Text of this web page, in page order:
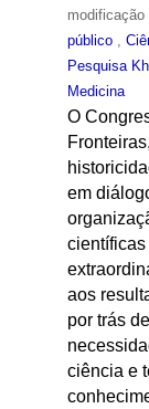
modificação
público ,
Pesquisa
Medicina
O
em
aos
por trás
ciência e